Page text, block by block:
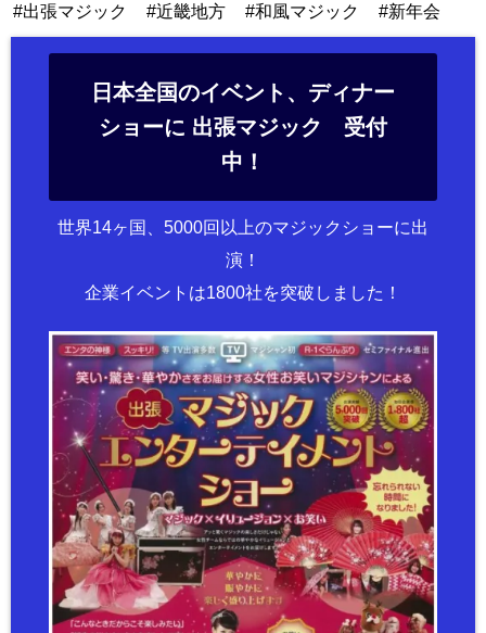
出張マジック
近畿地方 和風マジック 新年会
日本全国のイベント、ディナー
ショーに 出張マジック 受付
中！
世界14ヶ国、5000回以上のマジックショーに出
演！
企業イベントは1800社を突破しました！